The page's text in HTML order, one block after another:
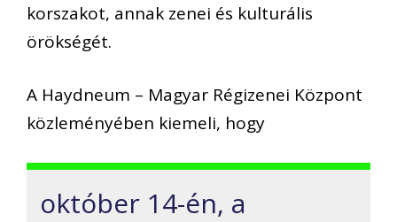
korszakot, annak zenei és kulturális
örökségét.
A Haydneum – Magyar Régizenei Központ
közleményében kiemeli, hogy
október 14-én, a